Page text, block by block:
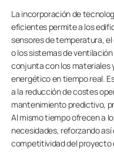
La incorporación de
eficientes permite a los
sensores de temperatura,
o los sistemas de
conjunta con los materiales
energético en tiempo real.
a la reducción de costes
mantenimiento predictivo,
Al mismo tiempo ofrecen a
necesidades, reforzando así
competitividad del proyecto